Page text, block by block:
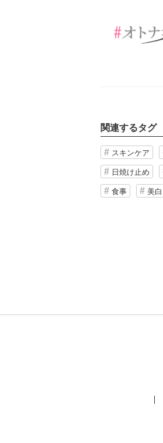
関連するタグ
スキンケア
日焼け止め
食事 美白